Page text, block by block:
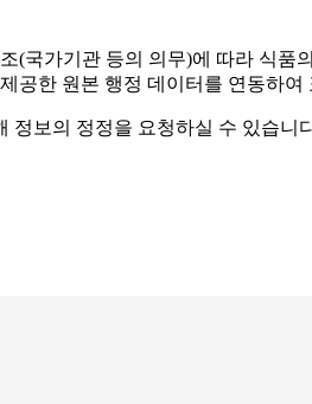
(국가기관 등의 의무)에 따라 식
공한 원본 행정 데이터를 연동하여
정보의 정정을 요청하실 수 있습니